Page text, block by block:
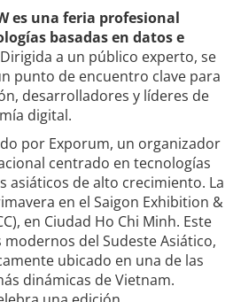
es una feria profesional
basadas en datos e
Dirigida a un público experto, se
punto de encuentro clave para
desarrolladores y líderes de
digital.
por Exporum, un organizador
centrado en tecnologías
asiáticos de alto crecimiento. La
en el Saigon Exhibition &
en Ciudad Ho Chi Minh. Este
del Sudeste Asiático,
ubicado en una de las
dinámicas de Vietnam.